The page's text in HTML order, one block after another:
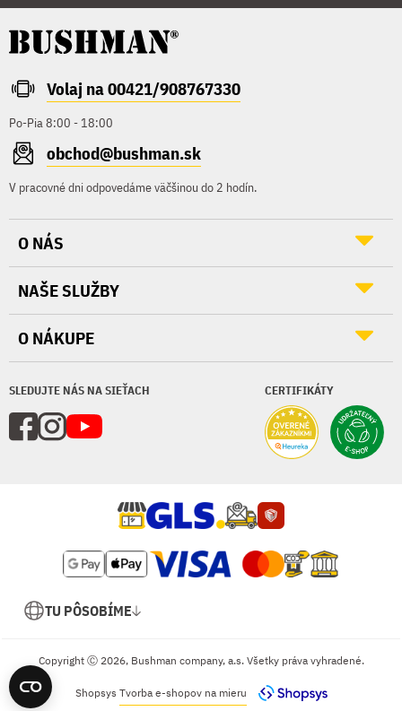
Volaj na 00421/908767330
Po-Pia 8:00 - 18:00
obchod@bushman.sk
V pracovné dni odpovedáme väčšinou do 2 hodín.
SLEDUJTE NÁS NA SIEŤACH CERTIFIKÁTY
O NÁS
NAŠE SLUŽBY
O NÁKUPE
TU PÔSOBÍME
Copyright Ⓒ 2026, Bushman company, a.s. Všetky práva vyhradené.
Shopsys Tvorba e-shopov na mieru